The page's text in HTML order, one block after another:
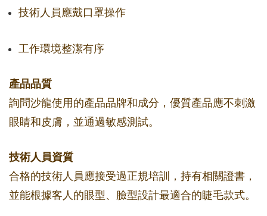
技術人員應戴口罩操作
工作環境整潔有序
產品品質
詢問沙龍使用的產品品牌和成分，優質產品應不刺激
眼睛和皮膚，並通過敏感測試。
技術人員資質
合格的技術人員應接受過正規培訓，持有相關證書，
並能根據客人的眼型、臉型設計最適合的睫毛款式。